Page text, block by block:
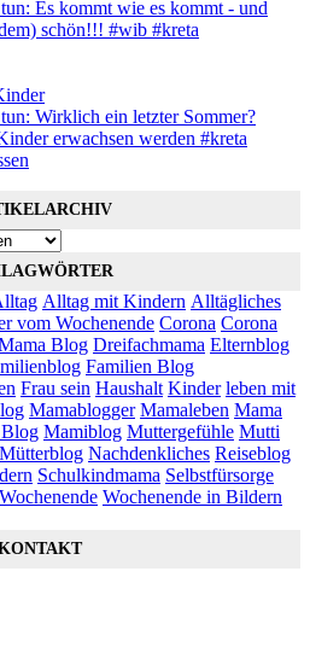
Es kommt wie es kommt - und
schön!!! #wib #kreta
Wirklich ein letzter Sommer?
erwachsen werden #kreta
Alltag mit Kindern Alltägliches
vom Wochenende Corona Corona
Blog Dreifachmama Elternblog
Familien Blog
Frau sein Haushalt Kinder leben mit
Mamablogger Mamaleben Mama
Mamiblog Muttergefühle Mutti
Mütterblog Nachdenkliches Reiseblog
Schulkindmama Selbstfürsorge
Wochenende Wochenende in Bildern